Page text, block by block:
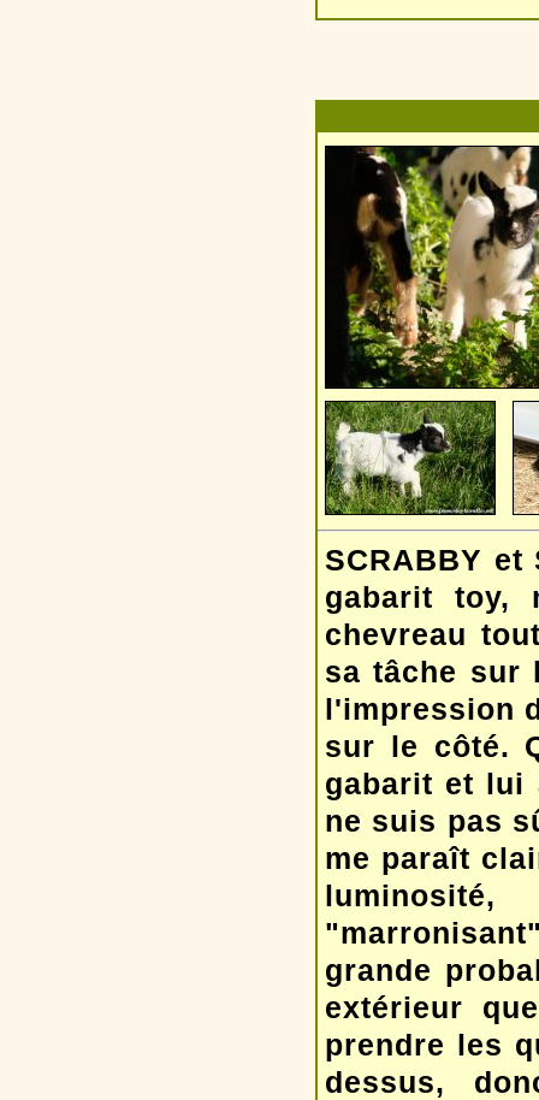
SCRABBY
gabarit toy,
chevreau
sa tâche sur
l'impression
sur le côté.
gabarit et lui
ne suis pas
me paraît
grande
extérieur
prendre les
dessus,